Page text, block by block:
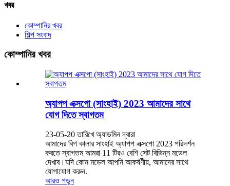
খবর
কোম্পানির খবর
শিল্প সংবাদ
কোম্পানির খবর
অ্যাপপ এক্সপো (সাংহাই) 2023 আমাদের সাথে
যোগ দিতে স্বাগতম
23-05-20 তারিখে অ্যাডমিন দ্বারা
আমাদের বিগ কালার সাংহাই অ্যাপপ এক্সপো 2023 পরিদর্শন
করতে স্বাগতম আমরা 11 টিরও বেশি সেট বিভিন্ন মডেল
দেখাব।যদি কোন মডেল আপনি আকর্ষণীয়, আমাদের সাথে
যোগাযোগ করুন.
আরও পড়ুন